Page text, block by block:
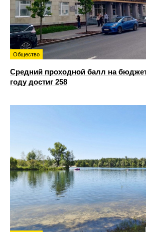
Общество
Средний проходной балл на
году достиг 258